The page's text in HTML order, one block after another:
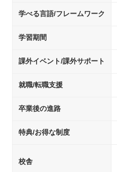
学べる言語/フレームワーク
学習期間
課外イベント/課外サポート
就職/転職支援
卒業後の進路
特典/お得な制度
校舎